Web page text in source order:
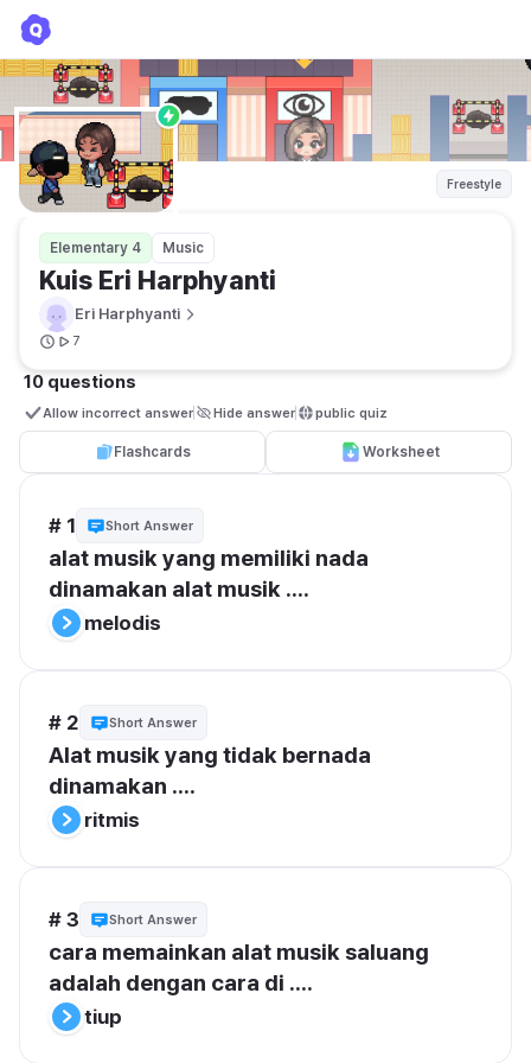
Freestyle
Elementary 4 Music
Kuis Eri Harphyanti
Eri Harphyanti
7
10 questions
Allow incorrect answer Hide answer public quiz
Flashcards Worksheet
# 1 Short Answer
alat musik yang memiliki nada
dinamakan alat musik ....
melodis
# 2 Short Answer
Alat musik yang tidak bernada
dinamakan ....
ritmis
# 3 Short Answer
cara memainkan alat musik saluang
adalah dengan cara di ....
tiup